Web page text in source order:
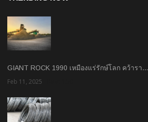
GIANT ROCK 1990 เหมืองแร่รักษ์โลก คว้ารา…
Feb 11, 2025